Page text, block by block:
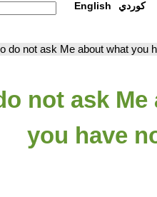
English كوردي
do not ask
you have